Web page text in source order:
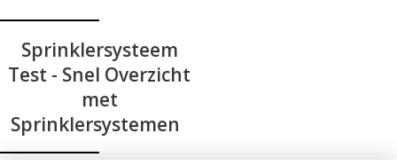
Sprinklersysteem
Test - Snel Overzicht
met
Sprinklersystemen